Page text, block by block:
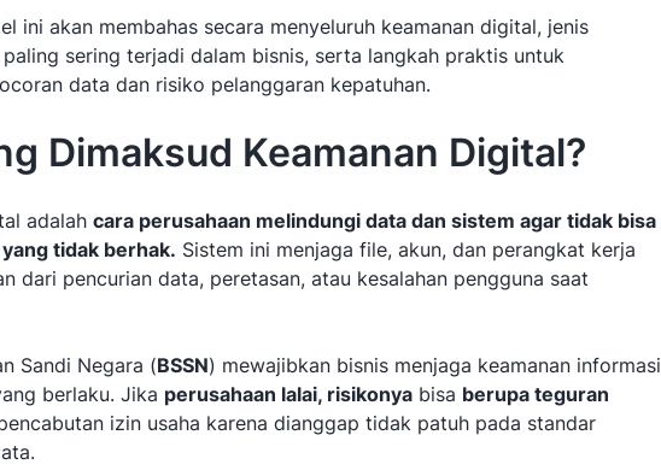
ini akan membahas secara menyeluruh keamanan digital, jenis
sering terjadi dalam bisnis, serta langkah praktis untuk
data dan risiko pelanggaran kepatuhan.
Dimaksud Keamanan Digital?
adalah cara perusahaan melindungi data dan sistem agar tidak bisa
tidak berhak. Sistem ini menjaga file, akun, dan perangkat kerja
dari pencurian data, peretasan, atau kesalahan pengguna saat
Sandi Negara (BSSN) mewajibkan bisnis menjaga keamanan informasi
berlaku. Jika perusahaan lalai, risikonya bisa berupa teguran
izin usaha karena dianggap tidak patuh pada standar